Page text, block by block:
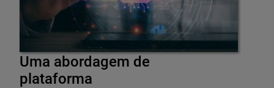
Uma abordagem de
plataforma